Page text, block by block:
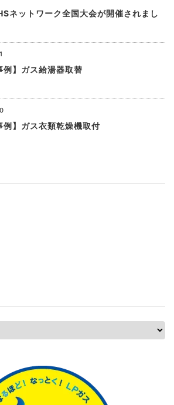
ネットワーク全国大会が開催されまし
例】ガス給湯器取替
例】ガス衣類乾燥機取付